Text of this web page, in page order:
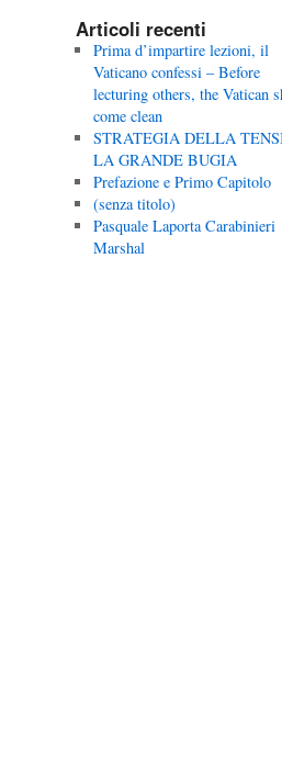
Articoli recenti
Prima d’impartire lezioni, il
Vaticano confessi – Before
lecturing others, the Vatican
come clean
STRATEGIA DELLA
LA GRANDE BUGIA
Prefazione e Primo Capitolo
(senza titolo)
Pasquale Laporta Carabinieri
Marshal